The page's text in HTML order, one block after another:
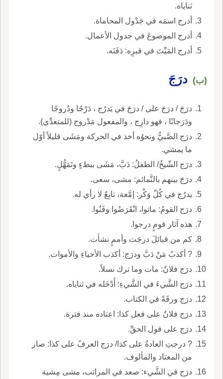
ثناياه.
أدرج اسمَه في جَدْول المحاماة.
أدرج الموضوعَ في جدول الأعمال.
أدرج المَيِّتَ في قبرِه: دَفَنَه.
(ب) درَجَ
درَجَ / درَجَ على / درَجَ في يَدرُج ، دَرْجًا ودُروجًا
ودَرَجانًا ، فهو دارِج ، والمفعول مَدْروج (للمتعدِّي).
درَج الصَّبيُّ ونحوُه أخذ في الحركة ومَشَى قليلاً أوّل
ما يمشي.
درَج الشّيخُ/ الطفلُ: دَبَّ، مَشَى ببطءٍ وتَمَهُّلٍ.
درَجَ بينهم بالنَّمائم: مشى، سعى.
يدرُج في كُلّ وَكْر: إمَّعة، تابِعٌ لا رأي له.
درَج القومُ: ماتوا، انْقَرَضُوا وفَنُوا.
هذه آثار قومٍ درجوا.
كم من قبائلَ درجَت وأممٍ نشأت.
? أكذبُ مَنْ دَبَّ ودرَج: أكذب الأحياءِ والأموات.
درَج فلانٌ: مات وما ترك نسلاً.
درَج الشَّيءَ في الشَّيءِ: أَدْخَله في ثناياه.
درَج ورقَةً في الكتاب.
درَج فلانٌ على فعل كذا: اعتاده منذ فترة.
درَج على قول الحقِّ.
? درجتِ العادةُ على كذا/ درَج العرفُ على كذا: صار
من المعتاد والمألوف.
درَج في الشَّيء: صعد في المراتب، مشى مِشية